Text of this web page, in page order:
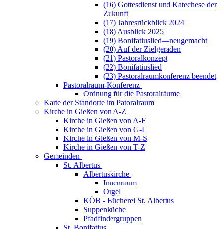
(16) Gottesdienst und Katechese der
Zukunft
(17) Jahresrückblick 2024
(18) Ausblick 2025
(19) Bonifatiuslied—neugemacht
(20) Auf der Zielgeraden
(21) Pastoralkonzept
(22) Bonifatiuslied
(23) Pastoralraumkonferenz beendet
Pastoralraum-Konferenz
Ordnung für die Pastoralräume
Karte der Standorte im Patoralraum
Kirche in Gießen von A-Z
Kirche in Gießen von A-F
Kirche in Gießen von G-L
Kirche in Gießen von M-S
Kirche in Gießen von T-Z
Gemeinden
St. Albertus
Albertuskirche
Innenraum
Orgel
KÖB - Bücherei St. Albertus
Suppenküche
Pfadfindergruppen
St. Bonifatius